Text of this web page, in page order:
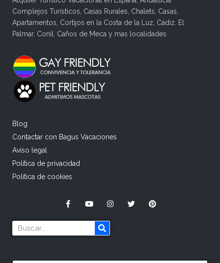
Complejos Turísticos, Casas Rurales, Chalets, Casas,
Apartamentos, Cortijos en la Costa de la Luz, Cádiz. El
Palmar, Conil, Caños de Meca y mas localidades
Blog
Contactar con Bagus Vacaciones
Aviso legal
Política de privacidad
Política de cookies